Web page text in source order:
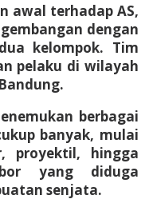
awal terhadap AS,
dengan
kelompok. Tim
pelaku di wilayah
berbagai
banyak, mulai
proyektil, hingga
yang diduga
senjata.